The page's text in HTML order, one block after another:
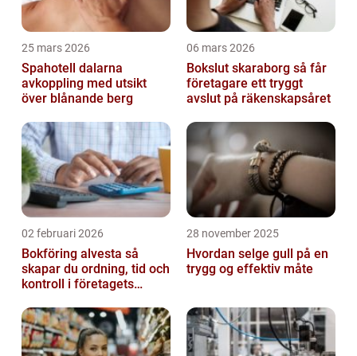
25 mars 2026
Spahotell dalarna
avkoppling med utsikt
över blånande berg
06 mars 2026
Bokslut skaraborg så får
företagare ett tryggt
avslut på räkenskapsåret
02 februari 2026
Bokföring alvesta så
skapar du ordning, tid och
kontroll i företagets
28 november 2025
Hvordan selge gull på en
trygg og effektiv måte